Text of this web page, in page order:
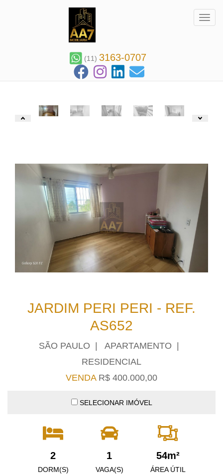
(11) 3163-0707
JARDIM PERI PERI - REF.
AS652
SÃO PAULO | APARTAMENTO |
RESIDENCIAL
VENDAR$ 400.000,00
SELECIONAR IMÓVEL
2
DORM(S)
1
VAGA(S)
54m²
ÁREA ÚTIL